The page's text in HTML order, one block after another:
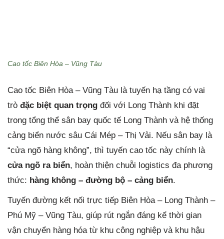
Cao tốc Biên Hòa – Vũng Tàu
Cao tốc Biên Hòa – Vũng Tàu là tuyến hạ tầng có vai
trò đặc biệt quan trọng đối với Long Thành khi đặt
trong tổng thể sân bay quốc tế Long Thành và hệ thống
cảng biển nước sâu Cái Mép – Thị Vải. Nếu sân bay là
“cửa ngõ hàng không”, thì tuyến cao tốc này chính là
cửa ngõ ra biển, hoàn thiện chuỗi logistics đa phương
thức: hàng không – đường bộ – cảng biển.
Tuyến đường kết nối trực tiếp Biên Hòa – Long Thành –
Phú Mỹ – Vũng Tàu, giúp rút ngắn đáng kể thời gian
vận chuyển hàng hóa từ khu công nghiệp và khu hậu